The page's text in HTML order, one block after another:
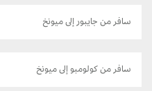
سافر من جايبور إلى ميونخ
سافر من كولومبو إلى ميونخ